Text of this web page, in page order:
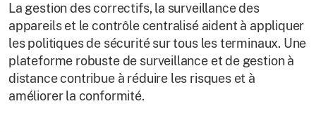
La gestion des correctifs, la surveillance des
appareils et le contrôle centralisé aident à appliquer
les politiques de sécurité sur tous les terminaux. Une
plateforme robuste de surveillance et de gestion à
distance contribue à réduire les risques et à
améliorer la conformité.